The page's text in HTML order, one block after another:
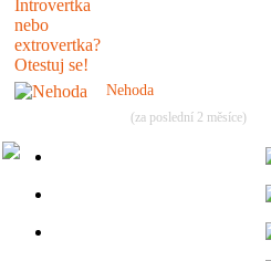
Nehoda
(za poslední 2 měsíce)